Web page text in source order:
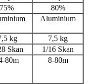
75%
80%
Aluminium
kg
7,5 kg
Skan
1/16 Skan
80m 8-80m